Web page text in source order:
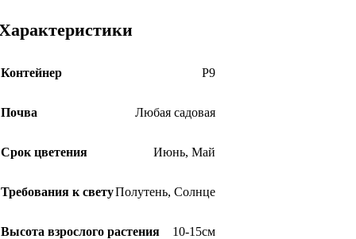
Контейнер Р9
Почва Любая садовая
Срок цветения Июнь, Май
Требования к светуПолутень, Солнце
Высота взрослого растения 10-15см